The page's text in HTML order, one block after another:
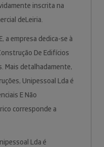
inscrita na
deLeiria.
a empresa dedica-se à
De Edifícios
Mais detalhadamente,
Unipessoal Lda é
E Não
corresponde a
Lda é